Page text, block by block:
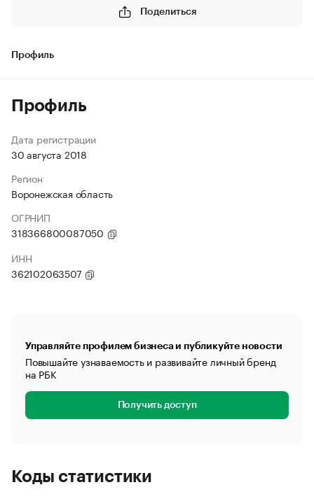
Поделиться
Профиль
Профиль
Дата регистрации
30 августа 2018
Регион
Воронежская область
ОГРНИП
318366800087050
ИНН
362102063507
Управляйте профилем бизнеса и публикуйте новости
Повышайте узнаваемость и развивайте личный бренд
на РБК
Получить доступ
Коды статистики